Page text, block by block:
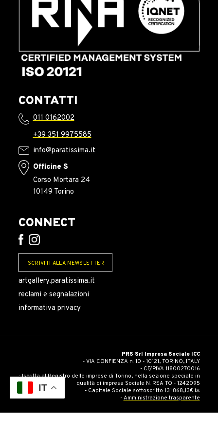
CONTATTI
011 0162002
+39 351 9975585
info@paratissima.it
Officine S
Corso Mortara 24
10149 Torino
CONNECT
ISCRIVITI ALLA NEWSLETTER
artgallery.paratissima.it
reclami e segnalazioni
informativa privacy
PRS Srl Impresa Sociale ICC
- VIA CONFIENZA n. 10 - 10121, TORINO, ITALY
- CF/PIVA 11800270016
- Iscritta al Registro delle imprese di Torino, nella sezione speciale in
qualità di impresa Sociale N. REA TO - 1242095
- Capitale Sociale sottoscritto 131.868,13€ i.v.
- Amministrazione trasparente
IT